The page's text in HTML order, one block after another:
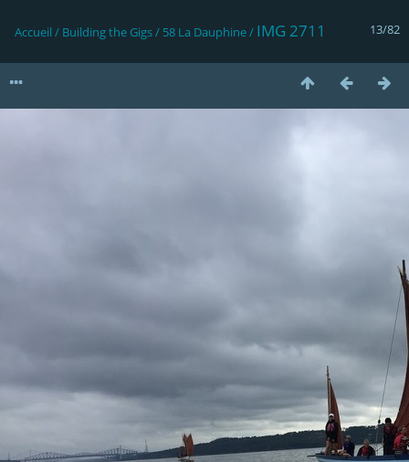
13/82
Accueil / Building the Gigs/ 58 La Dauphine/ IMG 2711